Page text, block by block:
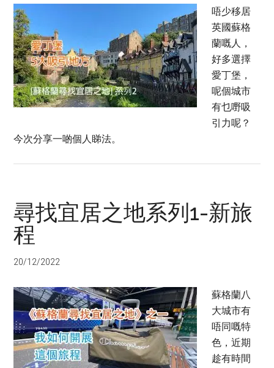
唔少移居
英國蘇格
蘭嘅人，
好多選擇
愛丁堡，
呢個城市
有乜嘢吸
引力呢？
今次分享一啲個人睇法。
尋找宜居之地系列1-新旅
程
20/12/2022
蘇格蘭八
大城市有
唔同嘅特
色，近期
趁有時間